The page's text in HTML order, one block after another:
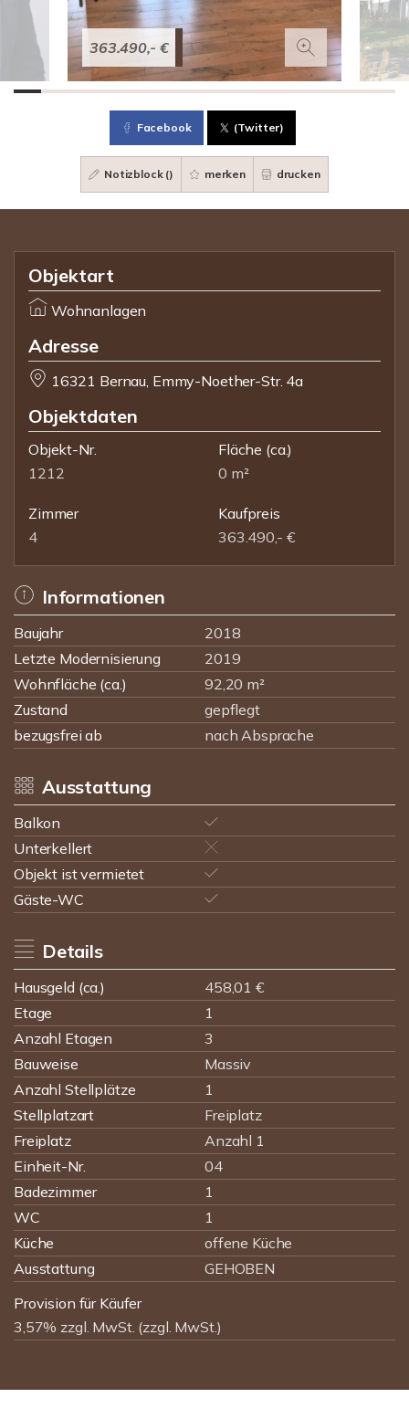
363.490,- €
Facebook (Twitter)
Notizblock () merken drucken
Objektart
Wohnanlagen
Adresse
16321 Bernau, Emmy-Noether-Str. 4a
Objektdaten
Objekt-Nr.
1212
Fläche (ca.)
0 m²
Zimmer
4
Kaufpreis
363.490,- €
Informationen
Baujahr
2018
Letzte Modernisierung
2019
Wohnfläche (ca.)
92,20 m²
Zustand
gepflegt
bezugsfrei ab
nach Absprache
Ausstattung
Balkon
Unterkellert
Objekt ist vermietet
Gäste-WC
Details
Hausgeld (ca.)
458,01 €
Etage
1
Anzahl Etagen
3
Bauweise
Massiv
Anzahl Stellplätze
1
Stellplatzart
Freiplatz
Freiplatz
Anzahl 1
Einheit-Nr.
04
Badezimmer
1
WC
1
Küche
offene Küche
Ausstattung
GEHOBEN
Provision für Käufer
3,57% zzgl. MwSt. (zzgl. MwSt.)